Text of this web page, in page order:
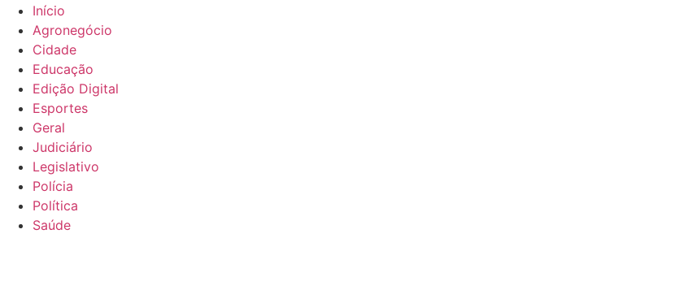
Início
Agronegócio
Cidade
Educação
Edição Digital
Esportes
Geral
Judiciário
Legislativo
Polícia
Política
Saúde